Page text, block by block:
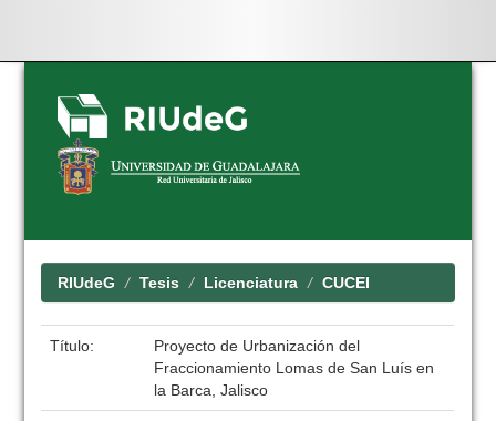
Skip
navigation
RIUdeG Tesis Licenciatura CUCEI
Título:
Proyecto de Urbanización del
Fraccionamiento Lomas de San Luís en
la Barca, Jalisco